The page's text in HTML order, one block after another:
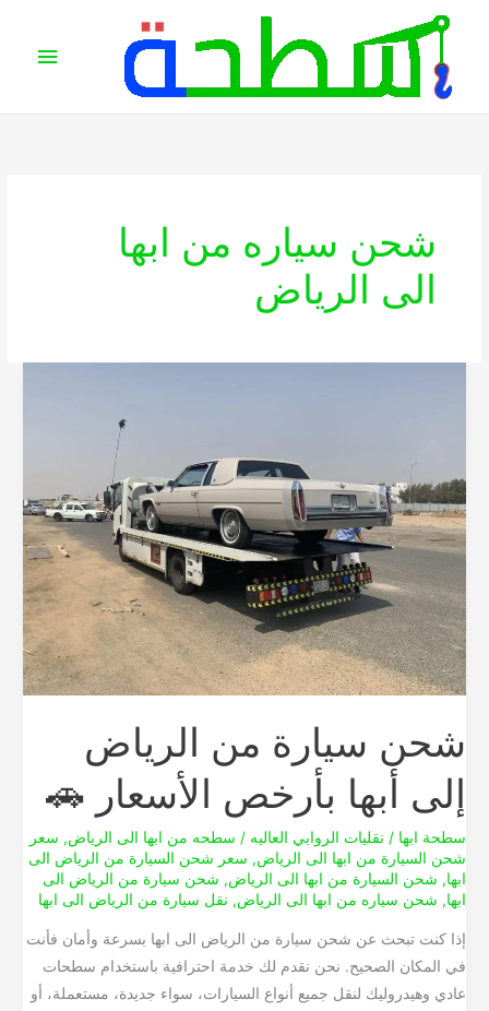
المحتوى
شحن سياره من ابها
الى الرياض
شحن سيارة من الرياض
إلى أبها بأرخص الأسعار 🚗
سطحة ابها / نقليات الروابي العاليه/ سطحه من ابها الى الرياض, سعر
شحن السيارة من ابها الى الرياض, سعر شحن السيارة من الرياض الى
ابها, شحن السيارة من ابها الى الرياض, شحن سيارة من الرياض الى
ابها, شحن سياره من ابها الى الرياض, نقل سيارة من الرياض الى ابها
إذا كنت تبحث عن شحن سيارة من الرياض الى ابها بسرعة وأمان فأنت
في المكان الصحيح. نحن نقدم لك خدمة احترافية باستخدام سطحات
عادي وهيدروليك لنقل جميع أنواع السيارات، سواء جديدة، مستعملة، أو
إلى
أبها
بأرخص
🚗